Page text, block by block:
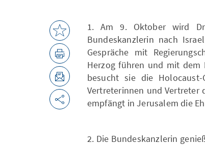
1. Am 9. Oktober wird
Bundeskanzlerin nach
Gespräche mit
Herzog führen und mit dem
besucht sie die
Vertreterinnen und Vertreter
empfängt in Jerusalem die
2. Die Bundeskanzlerin